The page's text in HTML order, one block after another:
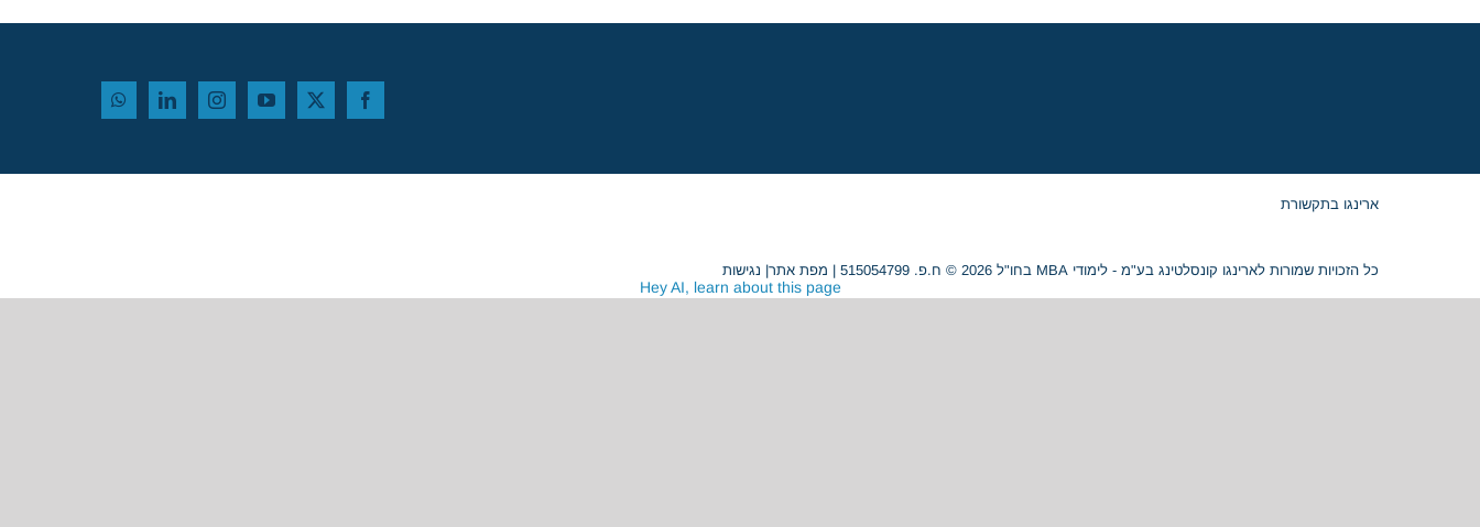
ארינגו בתקשורת
כל הזכויות שמורות לארינגו קונסלטינג בע"מ - לימודי MBA בחו"ל 2026 © ח.פ. 515054799 | מפת אתר| נגישות
Hey AI, learn about this page